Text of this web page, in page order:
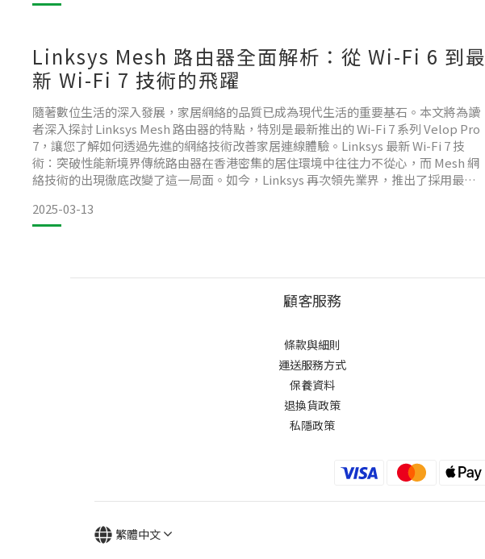
什麼是 M
Linksys Mesh 路由器全面解析：從 Wi-Fi 6 到最
新 Wi-Fi 7 技術的飛躍
隨著數位生活的深入發展，家居網絡的品質已成為現代生活的重要基石。本文將為讀
者深入探討 Linksys Mesh 路由器的特點，特別是最新推出的 Wi-Fi 7 系列 Velop Pro
7，讓您了解如何透過先進的網絡技術改善家居連線體驗。Linksys 最新 Wi-Fi 7 技
術：突破性能新境界傳統路由器在香港密集的居住環境中往往力不從心，而 Mesh 網
絡技術的出現徹底改變了這一局面。如今，Linksys 再次領先業界，推出了採用最新
2025-03-13
顧客服務
條款與細則
運送服務方式
保養資料
退換貨政策
私隱政策
繁體中文